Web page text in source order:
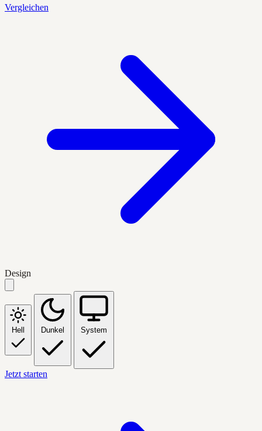
Vergleichen
Design
Hell Dunkel System
Jetzt starten